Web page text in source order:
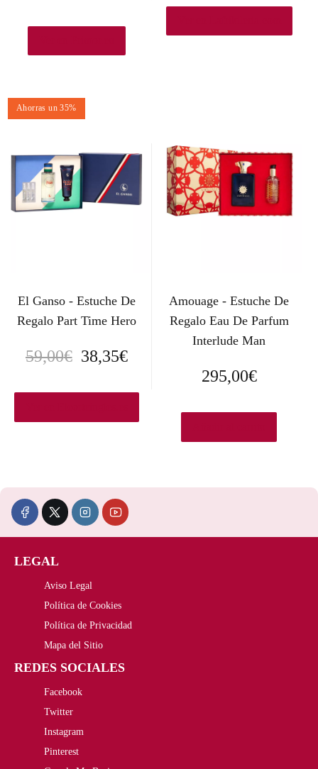
Ahorras un 35%
El Ganso - Estuche De
Regalo Part Time Hero
59,00€ E
c
i
r
i
g
a
38,35€E
c
i
t
Amouage - Estuche De
Regalo Eau De Parfum
Interlude Man
295,00€
LEGAL
Aviso Legal
Política de Cookies
Política de Privacidad
Mapa del Sitio
REDES SOCIALES
Facebook
Twitter
Instagram
Pinterest